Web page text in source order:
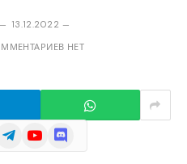
13.12.2022
НЕТ
TelegramYouTubeDiscord